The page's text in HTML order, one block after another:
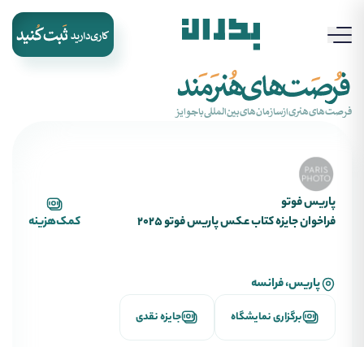
‌فرصت‌های‌هنری‌از‌سازمان‌های‌بین‌المللی‌با‌جوایز
پاریس فوتو
فراخوان جایزه کتاب عکس پاریس فوتو 2025
کمک‌هزینه
پاریس، فرانسه
برگزاری نمایشگاه جایزه نقدی